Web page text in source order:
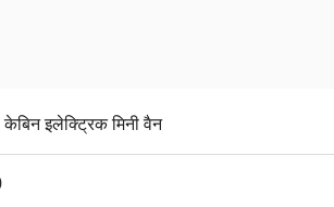
इलेक्ट्रिक मिनी वैन